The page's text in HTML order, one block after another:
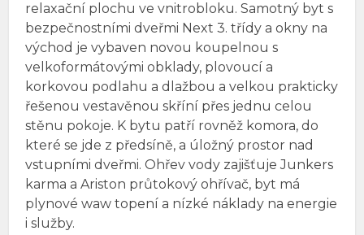
relaxační plochu ve vnitrobloku. Samotný byt s
bezpečnostními dveřmi Next 3. třídy a okny na
východ je vybaven novou koupelnou s
velkoformátovými obklady, plovoucí a
korkovou podlahu a dlažbou a velkou prakticky
řešenou vestavěnou skříní přes jednu celou
stěnu pokoje. K bytu patří rovněž komora, do
které se jde z předsíně, a úložný prostor nad
vstupními dveřmi. Ohřev vody zajišťuje Junkers
karma a Ariston průtokový ohřívač, byt má
plynové waw topení a nízké náklady na energie
i služby.